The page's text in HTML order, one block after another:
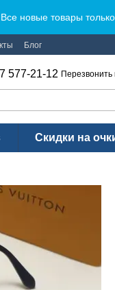
Все новые товары
Блог
577-21-12 Перезвонить
Скидки на